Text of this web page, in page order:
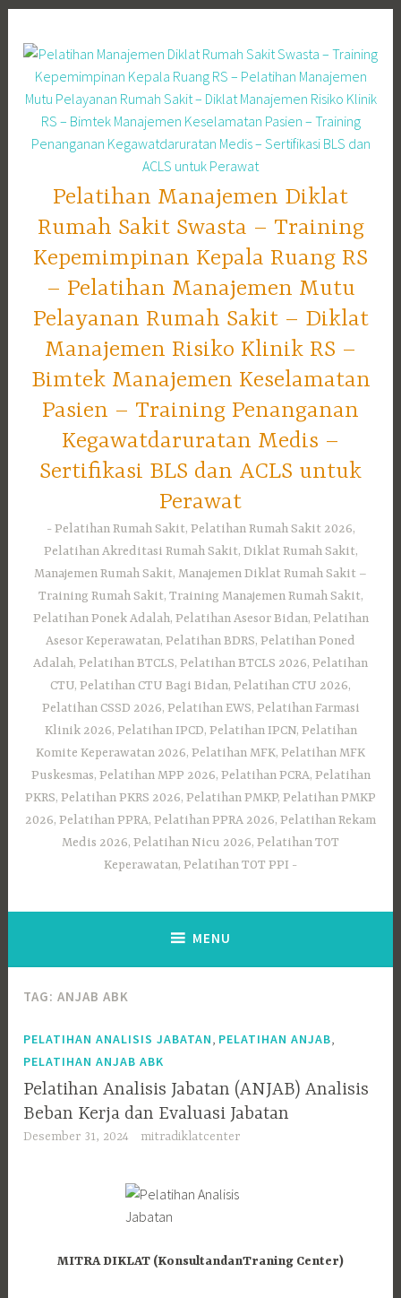
Skip
content
Pelatihan Manajemen Diklat
Rumah Sakit Swasta – Training
Kepemimpinan Kepala Ruang RS
– Pelatihan Manajemen Mutu
Pelayanan Rumah Sakit – Diklat
Manajemen Risiko Klinik RS –
Bimtek Manajemen Keselamatan
Pasien – Training Penanganan
Kegawatdaruratan Medis –
Sertifikasi BLS dan ACLS untuk
Perawat
Pelatihan Rumah Sakit, Pelatihan Rumah Sakit 2026,
Pelatihan Akreditasi Rumah Sakit, Diklat Rumah Sakit,
Manajemen Rumah Sakit, Manajemen Diklat Rumah Sakit –
Training Rumah Sakit, Training Manajemen Rumah Sakit,
Pelatihan Ponek Adalah, Pelatihan Asesor Bidan, Pelatihan
Asesor Keperawatan, Pelatihan BDRS, Pelatihan Poned
Adalah, Pelatihan BTCLS, Pelatihan BTCLS 2026, Pelatihan
CTU, Pelatihan CTU Bagi Bidan, Pelatihan CTU 2026,
Pelatihan CSSD 2026, Pelatihan EWS, Pelatihan Farmasi
Klinik 2026, Pelatihan IPCD, Pelatihan IPCN, Pelatihan
Komite Keperawatan 2026, Pelatihan MFK, Pelatihan MFK
Puskesmas, Pelatihan MPP 2026, Pelatihan PCRA, Pelatihan
PKRS, Pelatihan PKRS 2026, Pelatihan PMKP, Pelatihan PMKP
2026, Pelatihan PPRA, Pelatihan PPRA 2026, Pelatihan Rekam
Medis 2026, Pelatihan Nicu 2026, Pelatihan TOT
Keperawatan, Pelatihan TOT PPI
MENU
TAG:ANJAB ABK
PELATIHAN ANALISIS JABATAN PELATIHAN ANJAB
PELATIHAN ANJAB ABK
Pelatihan Analisis Jabatan (ANJAB) Analisis
Beban Kerja dan Evaluasi Jabatan
Desember 31, 2024 mitradiklatcenter
MITRA DIKLAT (KonsultandanTraning Center)